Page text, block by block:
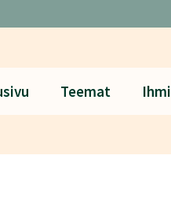
Teemat